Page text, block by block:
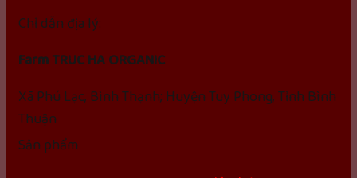
Chỉ dẫn địa lý:
Farm TRUC HA ORGANIC
Xã Phú Lạc, Bình Thạnh; Huyện Tuy Phong, Tỉnh Bình
Thuận
Sản phẩm